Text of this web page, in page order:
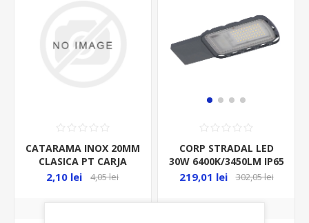
CATARAMA INOX 20MM
CLASICA PT CARJA
CORP STRADAL - 1BUC-
2,10 lei 4,05 lei
CORP STRADAL LED
30W 6400K/3450LM IP65
2.5KV LEDV FI48-60MM
219,01 lei 302,05 lei